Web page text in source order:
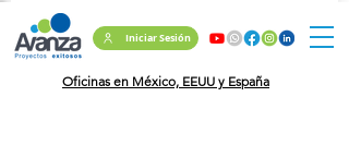
Iniciar Sesión
Oficinas en México, EEUU y España